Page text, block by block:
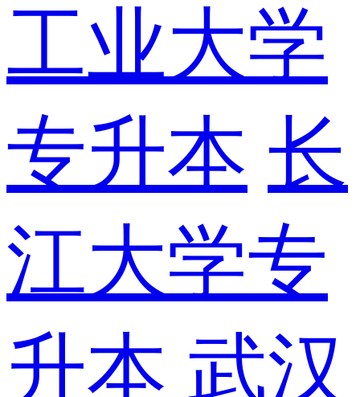
工业大学
专升本 长
江大学专
升本 武汉